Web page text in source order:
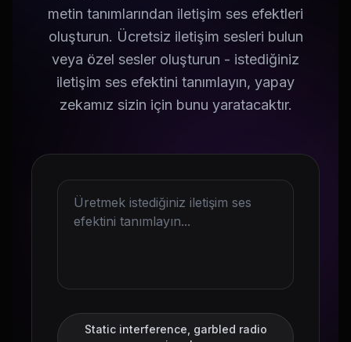
metin tanımlarından iletişim ses efektleri
oluşturun. Ücretsiz iletişim sesleri bulun
veya özel sesler oluşturun - istediğiniz
iletişim ses efektini tanımlayın, yapay
zekamız sizin için bunu yaratacaktır.
Static interference, garbled radio